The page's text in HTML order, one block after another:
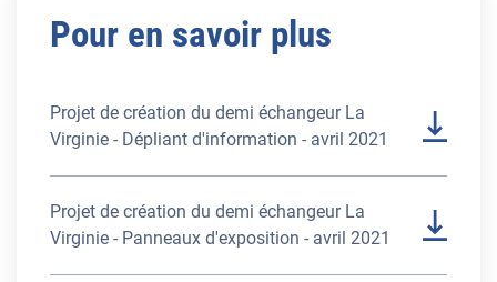
Pour en savoir plus
Projet de création du demi échangeur La
Virginie - Dépliant d'information - avril 2021
Projet de création du demi échangeur La
Virginie - Panneaux d'exposition - avril 2021